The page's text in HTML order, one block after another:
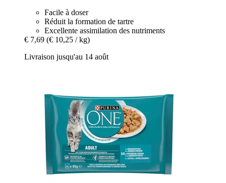
Facile à doser
Réduit la formation de tartre
Excellente assimilation des nutriments
€ 7,69 (€ 10,25 / kg)
Livraison jusqu'au 14 août